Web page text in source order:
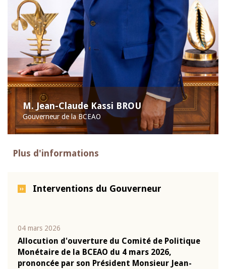
M. Jean-Claude Kassi BROU
Gouverneur de la BCEAO
Plus d'informations
Interventions du Gouverneur
04 mars 2026
Allocution d'ouverture du Comité de Politique
Monétaire de la BCEAO du 4 mars 2026,
prononcée par son Président Monsieur Jean-